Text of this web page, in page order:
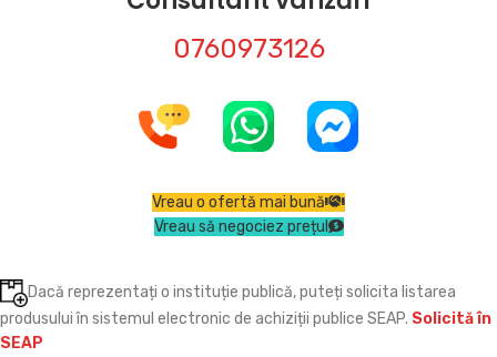
0760973126
Vreau o ofertă mai bună
Vreau să negociez prețul
Dacă reprezentați o instituție publică, puteți solicita listarea
produsului în sistemul electronic de achiziții publice SEAP. Solicită în
SEAP